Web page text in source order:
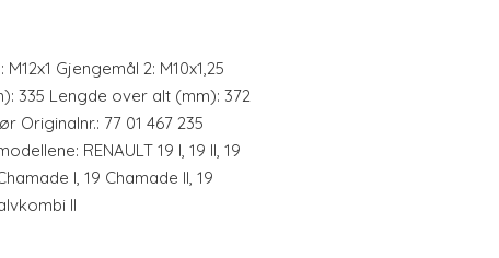
Gjengemål 2: M10x1,25
335 Lengde over alt (mm): 372
Originalnr.: 77 01 467 235
RENAULT 19 I, 19 II, 19
I, 19 Chamade II, 19
II